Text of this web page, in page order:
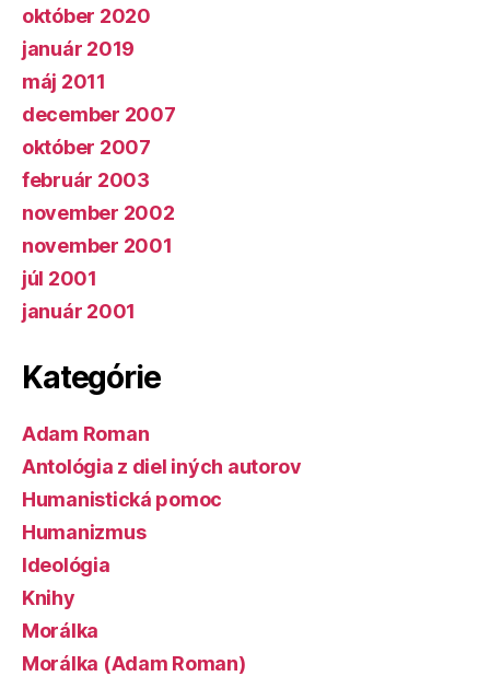
október 2020
január 2019
máj 2011
december 2007
október 2007
február 2003
november 2002
november 2001
júl 2001
január 2001
Kategórie
Adam Roman
Antológia z diel iných autorov
Humanistická pomoc
Humanizmus
Ideológia
Knihy
Morálka
Morálka (Adam Roman)